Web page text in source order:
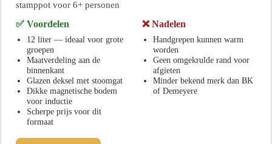
stamppot voor 6+ personen
✅ Voordelen
12 liter — ideaal voor grote
groepen
Maatverdeling aan de
binnenkant
Glazen deksel met stoomgat
Dikke magnetische bodem
voor inductie
Scherpe prijs voor dit
formaat
❌ Nadelen
Handgrepen kunnen warm
worden
Geen omgekrulde rand voor
afgieten
Minder bekend merk dan BK
of Demeyere